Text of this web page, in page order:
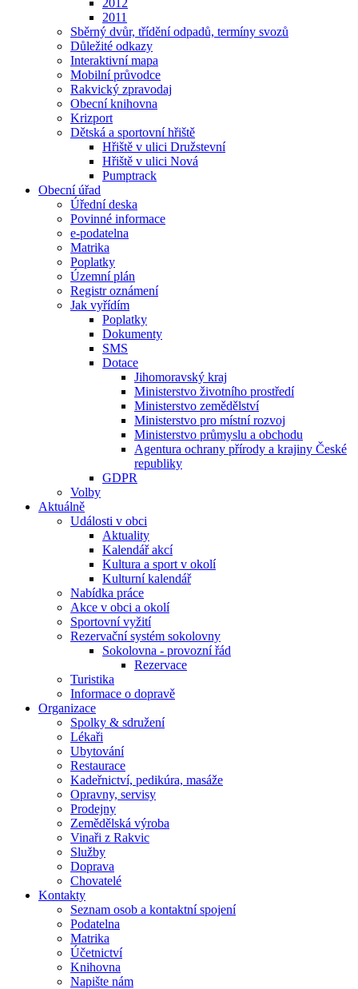
2012
2011
Sběrný dvůr, třídění odpadů, termíny svozů
Důležité odkazy
Interaktivní mapa
Mobilní průvodce
Rakvický zpravodaj
Obecní knihovna
Krizport
Dětská a sportovní hřiště
Hřiště v ulici Družstevní
Hřiště v ulici Nová
Pumptrack
Obecní úřad
Úřední deska
Povinné informace
e-podatelna
Matrika
Poplatky
Územní plán
Registr oznámení
Jak vyřídím
Poplatky
Dokumenty
SMS
Dotace
Jihomoravský kraj
Ministerstvo životního prostředí
Ministerstvo zemědělství
Ministerstvo pro místní rozvoj
Ministerstvo průmyslu a obchodu
Agentura ochrany přírody a krajiny České
republiky
GDPR
Volby
Aktuálně
Události v obci
Aktuality
Kalendář akcí
Kultura a sport v okolí
Kulturní kalendář
Nabídka práce
Akce v obci a okolí
Sportovní vyžití
Rezervační systém sokolovny
Sokolovna - provozní řád
Rezervace
Turistika
Informace o dopravě
Organizace
Spolky & sdružení
Lékaři
Ubytování
Restaurace
Kadeřnictví, pedikúra, masáže
Opravny, servisy
Prodejny
Zemědělská výroba
Vinaři z Rakvic
Služby
Doprava
Chovatelé
Kontakty
Seznam osob a kontaktní spojení
Podatelna
Matrika
Účetnictví
Knihovna
Napište nám